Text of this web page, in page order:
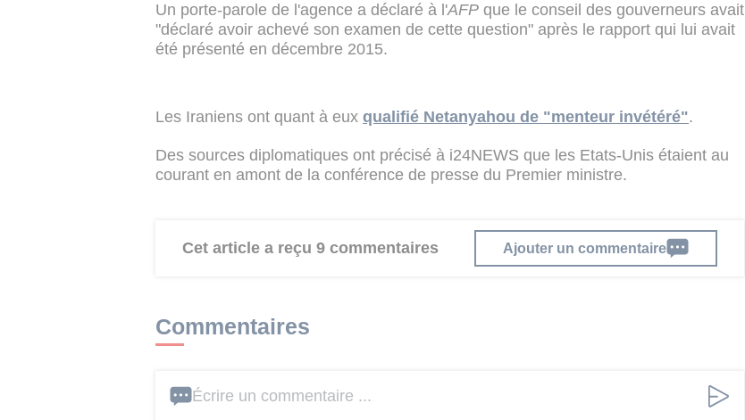
Un porte-parole de l'agence a déclaré à l'AFP que le conseil des gouverneurs avait
"déclaré avoir achevé son examen de cette question" après le rapport qui lui avait
été présenté en décembre 2015.
Les Iraniens ont quant à eux qualifié Netanyahou de "menteur invétéré".
Des sources diplomatiques ont précisé à i24NEWS que les Etats-Unis étaient au
courant en amont de la conférence de presse du Premier ministre.
Cet article a reçu 9 commentaires Ajouter un commentaire
Commentaires
Écrire un commentaire ...